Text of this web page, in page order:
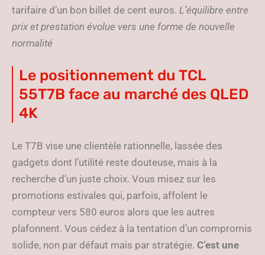
tarifaire d’un bon billet de cent euros. L’équilibre entre
prix et prestation évolue vers une forme de nouvelle
normalité
Le positionnement du TCL
55T7B face au marché des QLED
4K
Le T7B vise une clientèle rationnelle, lassée des
gadgets dont l’utilité reste douteuse, mais à la
recherche d’un juste choix. Vous misez sur les
promotions estivales qui, parfois, affolent le
compteur vers 580 euros alors que les autres
plafonnent. Vous cédez à la tentation d’un compromis
solide, non par défaut mais par stratégie. C’est une